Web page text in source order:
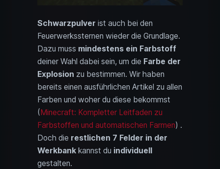
Schwarzpulver ist auch bei den
Feuerwerkssternen wieder die Grundlage.
Dazu muss mindestens ein Farbstoff
deiner Wahl dabei sein, um die Farbe der
Explosion zu bestimmen. Wir haben
bereits einen ausführlichen Artikel zu allen
Farben und woher du diese bekommst
( Minecraft: Kompletter Leitfaden zu
Farbstoffen und automatischen Farmen) .
Doch die restlichen 7 Felder in der
Werkbank kannst du individuell
gestalten.